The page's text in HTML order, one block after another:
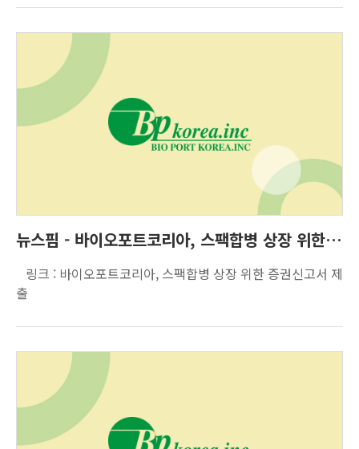
뉴스핌 - 바이오포트코리아, 스팩합병 상장 위한 증권신고서 제출
링크 : 바이오포트코리아, 스팩합병 상장 위한 증권신고서 제
출